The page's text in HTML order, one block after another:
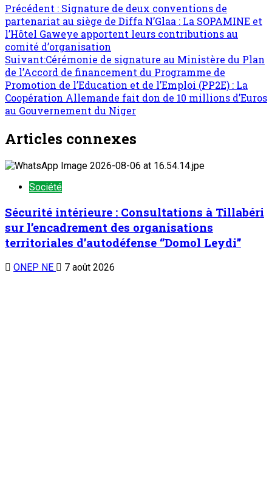
Navigation
d’article
Précédent : Signature de deux conventions de
partenariat au siège de Diffa N’Glaa : La SOPAMINE et
l’Hôtel Gaweye apportent leurs contributions au
comité d’organisation
Suivant:Cérémonie de signature au Ministère du Plan
de l’Accord de financement du Programme de
Promotion de l’Education et de l’Emploi (PP2E) : La
Coopération Allemande fait don de 10 millions d’Euros
au Gouvernement du Niger
Articles connexes
Société
Sécurité intérieure : Consultations à Tillabéri
sur l’encadrement des organisations
territoriales d’autodéfense ‘’Domol Leydi’’
ONEP NE 7 août 2026